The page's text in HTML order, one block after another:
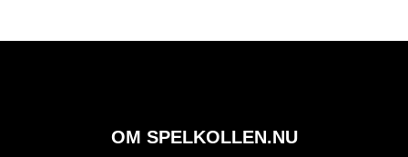
OM SPELKOLLEN.NU